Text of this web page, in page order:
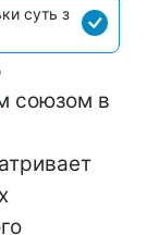
суть з
союзом в